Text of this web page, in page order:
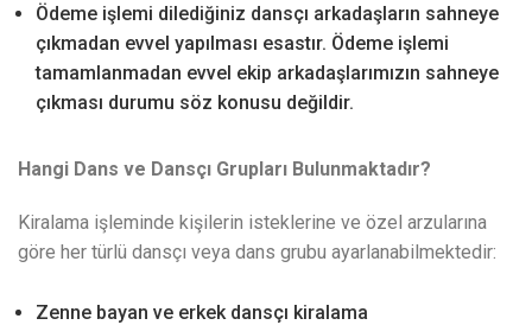
Ödeme işlemi dilediğiniz dansçı arkadaşların sahneye
çıkmadan evvel yapılması esastır. Ödeme işlemi
tamamlanmadan evvel ekip arkadaşlarımızın sahneye
çıkması durumu söz konusu değildir.
Hangi Dans ve Dansçı Grupları Bulunmaktadır?
Kiralama işleminde kişilerin isteklerine ve özel arzularına
göre her türlü dansçı veya dans grubu ayarlanabilmektedir:
Zenne bayan ve erkek dansçı kiralama